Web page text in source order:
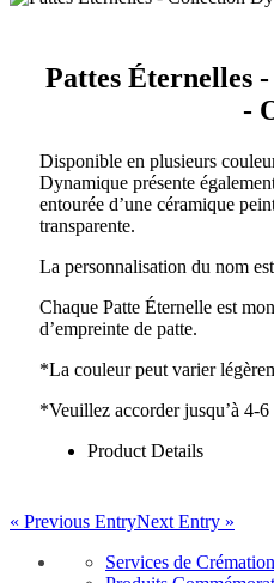
Pattes Éternelles
-
Disponible en plusieurs
Dynamique présente
entourée d’une céramique
transparente.
La personnalisation du nom
Chaque Patte Éternelle est
d’empreinte de patte.
*La couleur peut varier
*Veuillez accorder jusqu’à 4-
Product Details
« Previous EntryNext Entry »
Services de Crémation